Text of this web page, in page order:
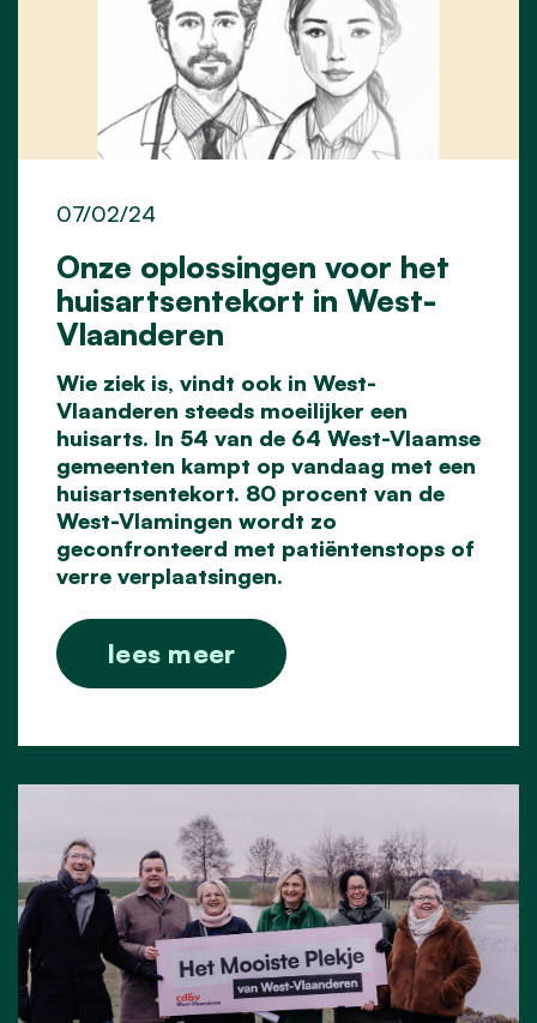
Onze oplossingen voor het
huisartsentekort in West-
Vlaanderen
07/02/24
Wie ziek is, vindt ook in West-
Vlaanderen steeds moeilijker een
huisarts. In 54 van de 64 West-Vlaamse
gemeenten kampt op vandaag met een
huisartsentekort. 80 procent van de
West-Vlamingen wordt zo
geconfronteerd met patiëntenstops of
verre verplaatsingen.
lees meer